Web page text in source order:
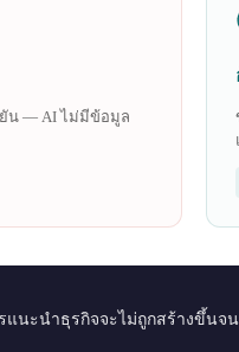
ยัน — AI ไม่มีข้อมูล
แนะนำธุรกิจจะไม่ถูกสร้างขึ้น